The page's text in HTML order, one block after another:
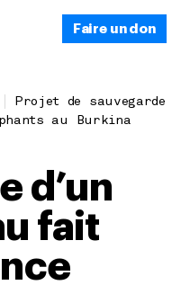
Faire un don
Projet de sauvegarde
au Burkina
d’un
fait